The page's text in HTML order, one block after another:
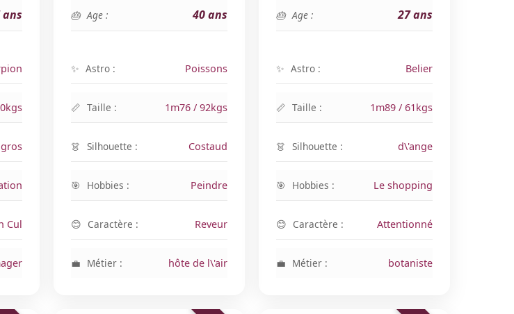
ans
Cul
Age : 40 ans
Astro : Poissons
Taille : 1m76 / 92kgs
Silhouette : Costaud
Hobbies : Peindre
Caractère : Reveur
Métier : hôte de l\'air
Age : 27 ans
Astro : Belier
Taille : 1m89 / 61kgs
Silhouette : d\'ange
Hobbies : Le shopping
Caractère : Attentionné
Métier : botaniste